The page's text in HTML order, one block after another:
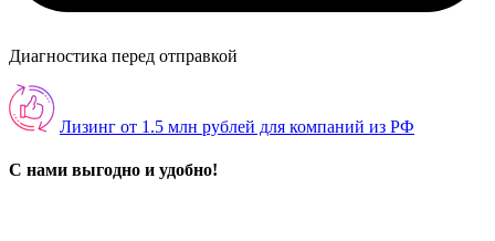
Диагностика перед отправкой
Лизинг от 1.5 млн рублей для компаний из РФ
С нами выгодно и удобно!